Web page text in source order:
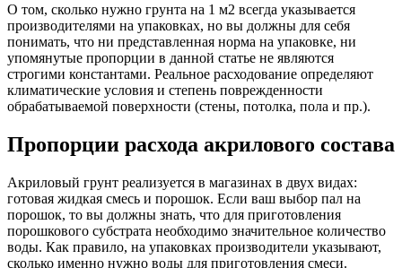
О том, сколько нужно грунта на 1 м2 всегда указывается
производителями на упаковках, но вы должны для себя
понимать, что ни представленная норма на упаковке, ни
упомянутые пропорции в данной статье не являются
строгими константами. Реальное расходование определяют
климатические условия и степень поврежденности
обрабатываемой поверхности (стены, потолка, пола и пр.).
Пропорции расхода акрилового состава
Акриловый грунт реализуется в магазинах в двух видах:
готовая жидкая смесь и порошок. Если ваш выбор пал на
порошок, то вы должны знать, что для приготовления
порошкового субстрата необходимо значительное количество
воды. Как правило, на упаковках производители указывают,
сколько именно нужно воды для приготовления смеси.